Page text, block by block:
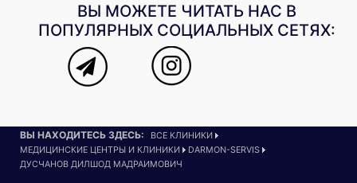
ВЫ МОЖЕТЕ ЧИТАТЬ НАС В
ПОПУЛЯРНЫХ СОЦИАЛЬНЫХ СЕТЯХ:
ВЫ НАХОДИТЕСЬ ЗДЕСЬ:
ВСЕ КЛИНИКИ
МЕДИЦИНСКИЕ ЦЕНТРЫ И КЛИНИКИ
DARMON-SERVIS
ДУСЧАНОВ ДИЛШОД МАДРАИМОВИЧ